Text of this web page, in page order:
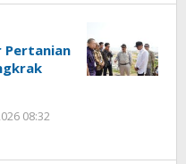
Pertanian
08:32